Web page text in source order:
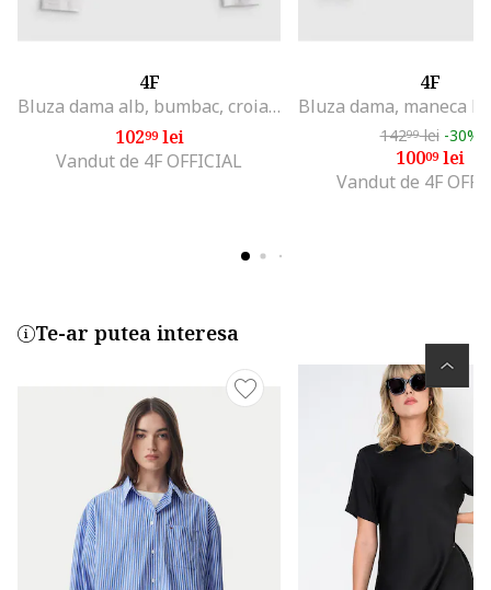
4F
Bluza dama alb, bumbac, croiala slim
10299lei
Vandut de 4F OFFICIAL
4F
14299lei -30%
10009lei
Vandut de 4F
Te-ar putea interesa